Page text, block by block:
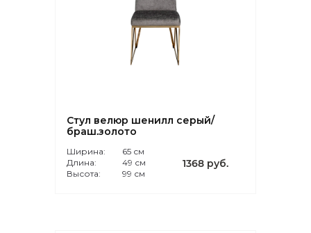
Стул велюр шенилл серый/
браш.золото
Ширина:
65 см
Длина:
49 см
Высота:
99 см
1368 руб.